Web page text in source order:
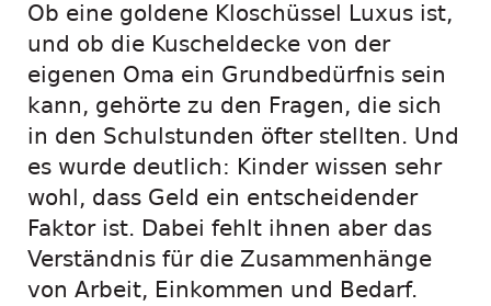
Ob eine goldene Kloschüssel Luxus ist,
und ob die Kuscheldecke von der
eigenen Oma ein Grundbedürfnis sein
kann, gehörte zu den Fragen, die sich
in den Schulstunden öfter stellten. Und
es wurde deutlich: Kinder wissen sehr
wohl, dass Geld ein entscheidender
Faktor ist. Dabei fehlt ihnen aber das
Verständnis für die Zusammenhänge
von Arbeit, Einkommen und Bedarf.